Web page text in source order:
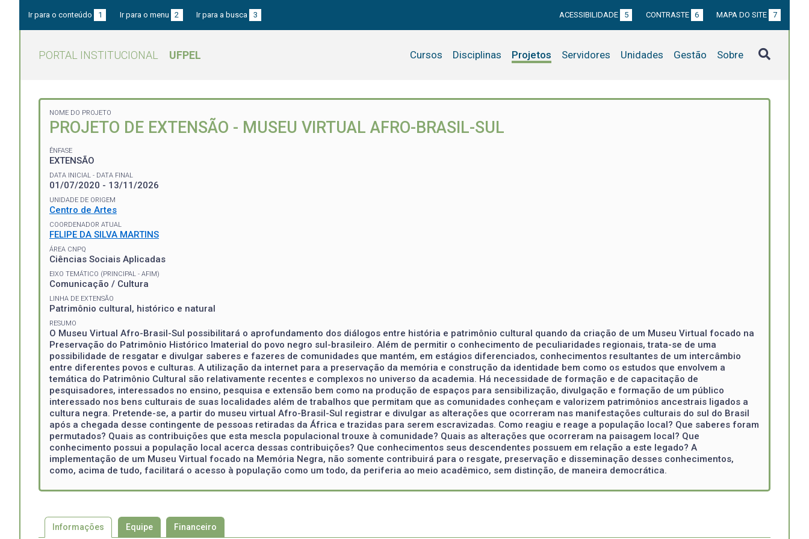
Ir para o conteúdo 1 Ir para o menu 2 Ir para a busca 3 ACESSIBILIDADE 5 CONTRASTE 6 MAPA DO SITE 7
PORTAL INSTITUCIONAL UFPEL Cursos Disciplinas Projetos Servidores Unidades Gestão Sobre
NOME DO PROJETO
PROJETO DE EXTENSÃO - MUSEU VIRTUAL AFRO-BRASIL-SUL
ÊNFASE
EXTENSÃO
DATA INICIAL - DATA FINAL
01/07/2020 - 13/11/2026
UNIDADE DE ORIGEM
Centro de Artes
COORDENADOR ATUAL
FELIPE DA SILVA MARTINS
ÁREA CNPQ
Ciências Sociais Aplicadas
EIXO TEMÁTICO (PRINCIPAL - AFIM)
Comunicação / Cultura
LINHA DE EXTENSÃO
Patrimônio cultural, histórico e natural
RESUMO
O Museu Virtual Afro-Brasil-Sul possibilitará o aprofundamento dos diálogos entre história e patrimônio cultural quando da criação de um Museu Virtual focado na
Preservação do Patrimônio Histórico Imaterial do povo negro sul-brasileiro. Além de permitir o conhecimento de peculiaridades regionais, trata-se de uma
possibilidade de resgatar e divulgar saberes e fazeres de comunidades que mantém, em estágios diferenciados, conhecimentos resultantes de um intercâmbio
entre diferentes povos e culturas. A utilização da internet para a preservação da memória e construção da identidade bem como os estudos que envolvem a
temática do Patrimônio Cultural são relativamente recentes e complexos no universo da academia. Há necessidade de formação e de capacitação de
pesquisadores, interessados no ensino, pesquisa e extensão bem como na produção de espaços para sensibilização, divulgação e formação de um público
interessado nos bens culturais de suas localidades além de trabalhos que permitam que as comunidades conheçam e valorizem patrimônios ancestrais ligados a
cultura negra. Pretende-se, a partir do museu virtual Afro-Brasil-Sul registrar e divulgar as alterações que ocorreram nas manifestações culturais do sul do Brasil
após a chegada desse contingente de pessoas retiradas da África e trazidas para serem escravizadas. Como reagiu e reage a população local? Que saberes foram
permutados? Quais as contribuições que esta mescla populacional trouxe à comunidade? Quais as alterações que ocorreram na paisagem local? Que
conhecimento possui a população local acerca dessas contribuições? Que conhecimentos seus descendentes possuem em relação a este legado? A
implementação de um Museu Virtual focado na Memória Negra, não somente contribuirá para o resgate, preservação e disseminação desses conhecimentos,
como, acima de tudo, facilitará o acesso à população como um todo, da periferia ao meio acadêmico, sem distinção, de maneira democrática.
Informações Equipe Financeiro